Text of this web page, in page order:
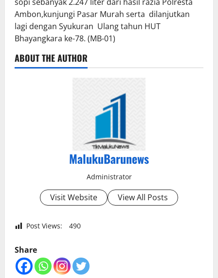
Ambon,kunjungi Pasar Murah serta dilanjutkan
lagi dengan Syukuran Ulang tahun HUT
Bhayangkara ke-78. (MB-01)
ABOUT THE AUTHOR
MalukuBarunews
Administrator
Visit Website View All Posts
Post Views: 490
Share